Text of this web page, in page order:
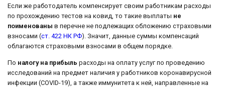
Если же работодатель компенсирует своим работникам расходы
по прохождению тестов на ковид, то такие выплаты не
поименованы в перечне не подлежащих обложению страховыми
взносами (ст. 422 НК РФ). Значит, данные суммы компенсаций
облагаются страховыми взносами в общем порядке.
По налогу на прибыль расходы на оплату услуг по проведению
исследований на предмет наличия у работников коронавирусной
инфекции (COVID-19), а также иммунитета к ней, направленные на